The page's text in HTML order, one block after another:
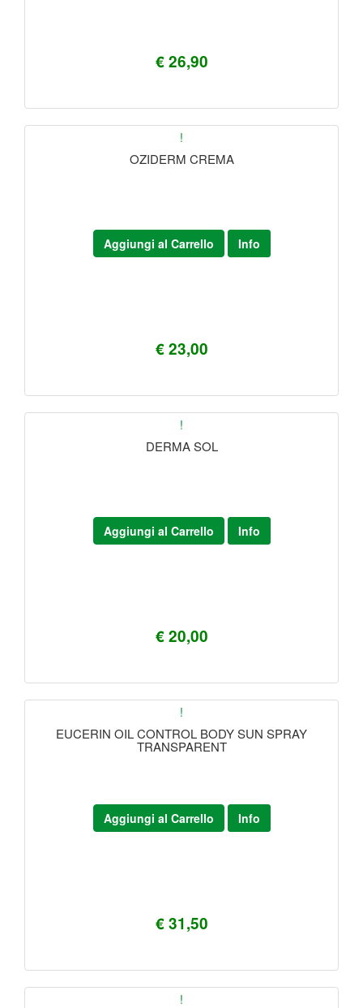
€ 26,90
!
OZIDERM CREMA
€ 23,00
Aggiungi al Carrello Info
!
DERMA SOL
€ 20,00
Aggiungi al Carrello Info
!
EUCERIN OIL CONTROL BODY SUN SPRAY
TRANSPARENT
€ 31,50
Aggiungi al Carrello Info
!